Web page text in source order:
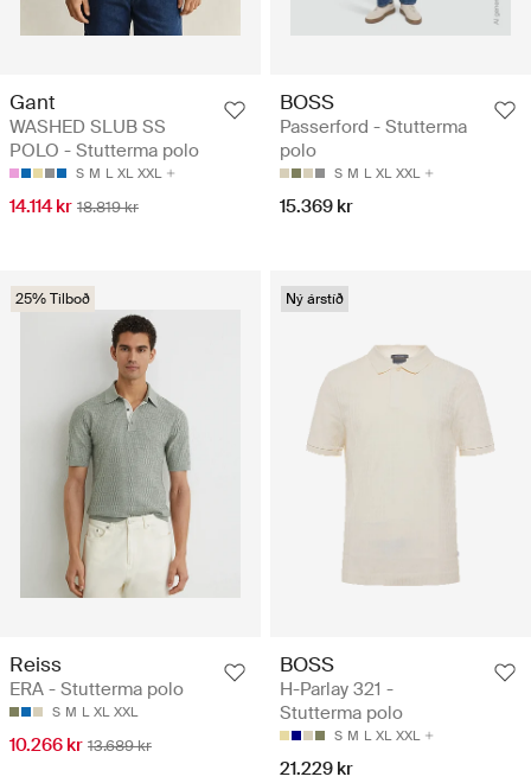
Gant
WASHED SLUB SS
POLO - Stutterma polo
S M L XL XXL
14.114 kr 18.819 kr
BOSS
Passerford - Stutterma
polo
S M L XL XXL
15.369 kr
25% Tilboð
Reiss
ERA - Stutterma polo
S M L XL XXL
10.266 kr 13.689 kr
Ný árstíð
BOSS
H-Parlay 321 -
Stutterma polo
S M L XL XXL
21.229 kr